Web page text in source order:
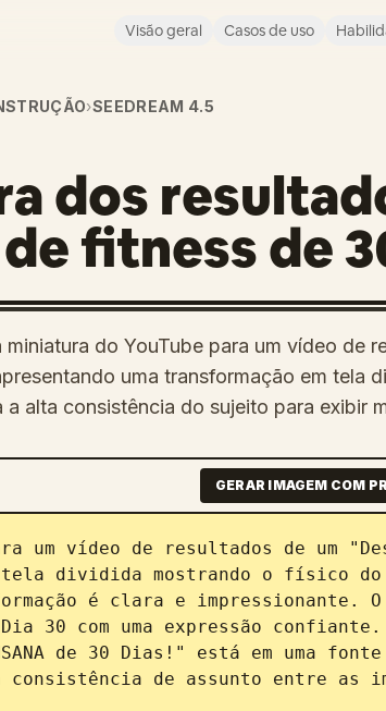
Visão geral Casos de uso
›SEEDREAM 4.5
dos
fitness de
miniatura do YouTube para um vídeo de
uma transformação em tela
a alta consistência do sujeito para exibir
GERAR IMAGEM COM
um vídeo de resultados de um
tela dividida mostrando o físico do
é clara e impressionante. O
30 com uma expressão
de 30 Dias!" está em uma
de assunto entre as